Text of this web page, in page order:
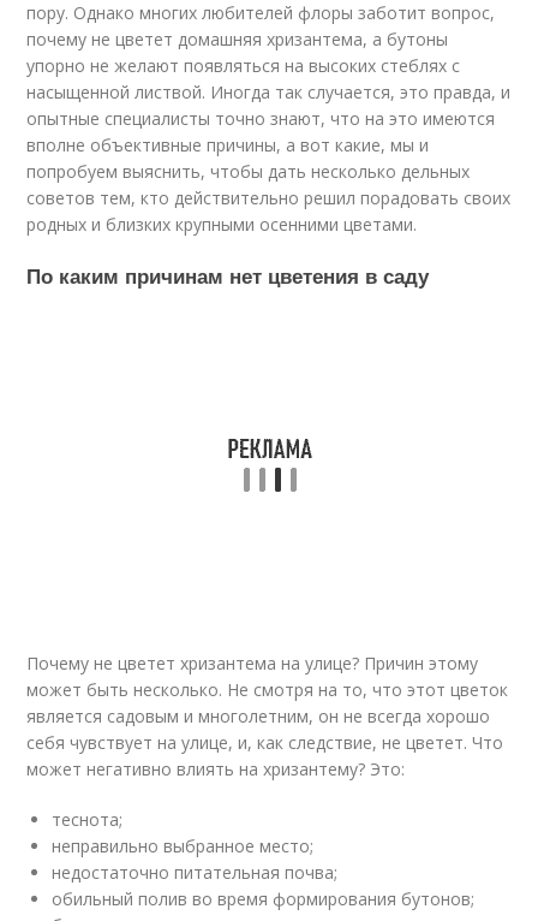
пору. Однако многих любителей флоры заботит вопрос,
почему не цветет домашняя хризантема, а бутоны
упорно не желают появляться на высоких стеблях с
насыщенной листвой. Иногда так случается, это правда, и
опытные специалисты точно знают, что на это имеются
вполне объективные причины, а вот какие, мы и
попробуем выяснить, чтобы дать несколько дельных
советов тем, кто действительно решил порадовать своих
родных и близких крупными осенними цветами.
По каким причинам нет цветения в саду
Почему не цветет хризантема на улице? Причин этому
может быть несколько. Не смотря на то, что этот цветок
является садовым и многолетним, он не всегда хорошо
себя чувствует на улице, и, как следствие, не цветет. Что
может негативно влиять на хризантему? Это:
теснота;
неправильно выбранное место;
недостаточно питательная почва;
обильный полив во время формирования бутонов;